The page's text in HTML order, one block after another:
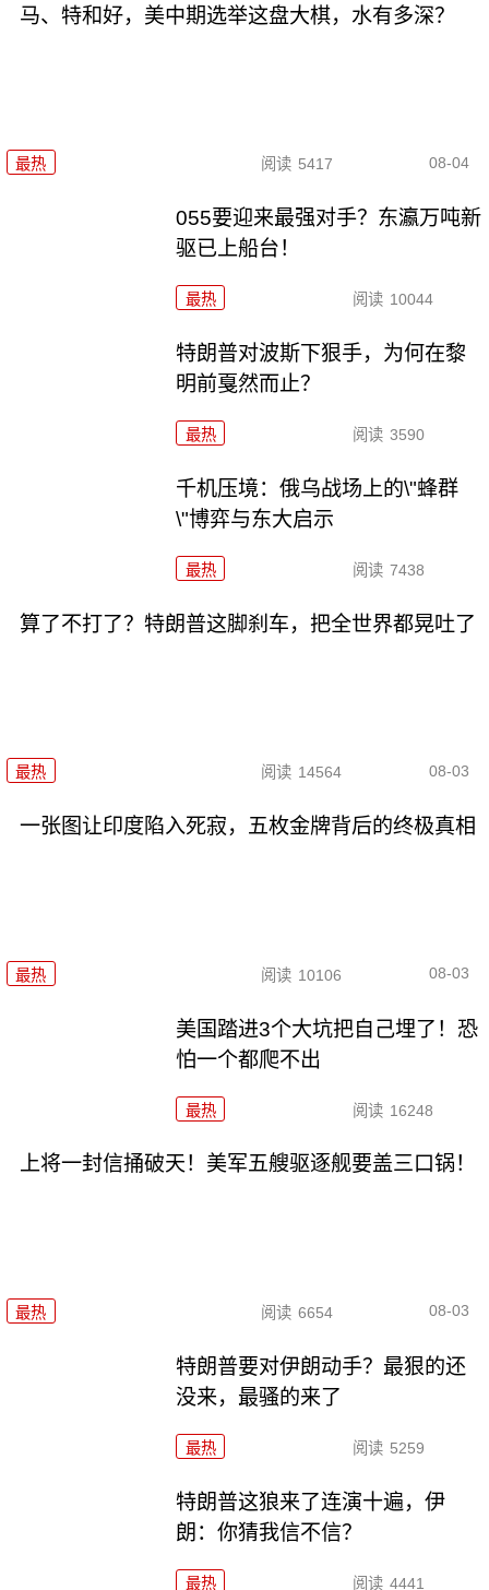
马、特和好，美中期选举这盘大棋，水有多深？
最热 阅读 5417 08-04
055要迎来最强对手？东瀛万吨新
驱已上船台！
最热 阅读 10044
特朗普对波斯下狠手，为何在黎
明前戛然而止？
最热 阅读 3590
千机压境：俄乌战场上的\"蜂群
\"博弈与东大启示
最热 阅读 7438
算了不打了？特朗普这脚刹车，把全世界都晃吐了
最热 阅读 14564 08-03
一张图让印度陷入死寂，五枚金牌背后的终极真相
最热 阅读 10106 08-03
美国踏进3个大坑把自己埋了！恐
怕一个都爬不出
最热 阅读 16248
上将一封信捅破天！美军五艘驱逐舰要盖三口锅！
最热 阅读 6654 08-03
特朗普要对伊朗动手？最狠的还
没来，最骚的来了
最热 阅读 5259
特朗普这狼来了连演十遍，伊
朗：你猜我信不信？
最热 阅读 4441